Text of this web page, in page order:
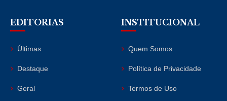
EDITORIAS
Últimas
Destaque
Geral
INSTITUCIONAL
Quem Somos
Política de Privacidade
Termos de Uso